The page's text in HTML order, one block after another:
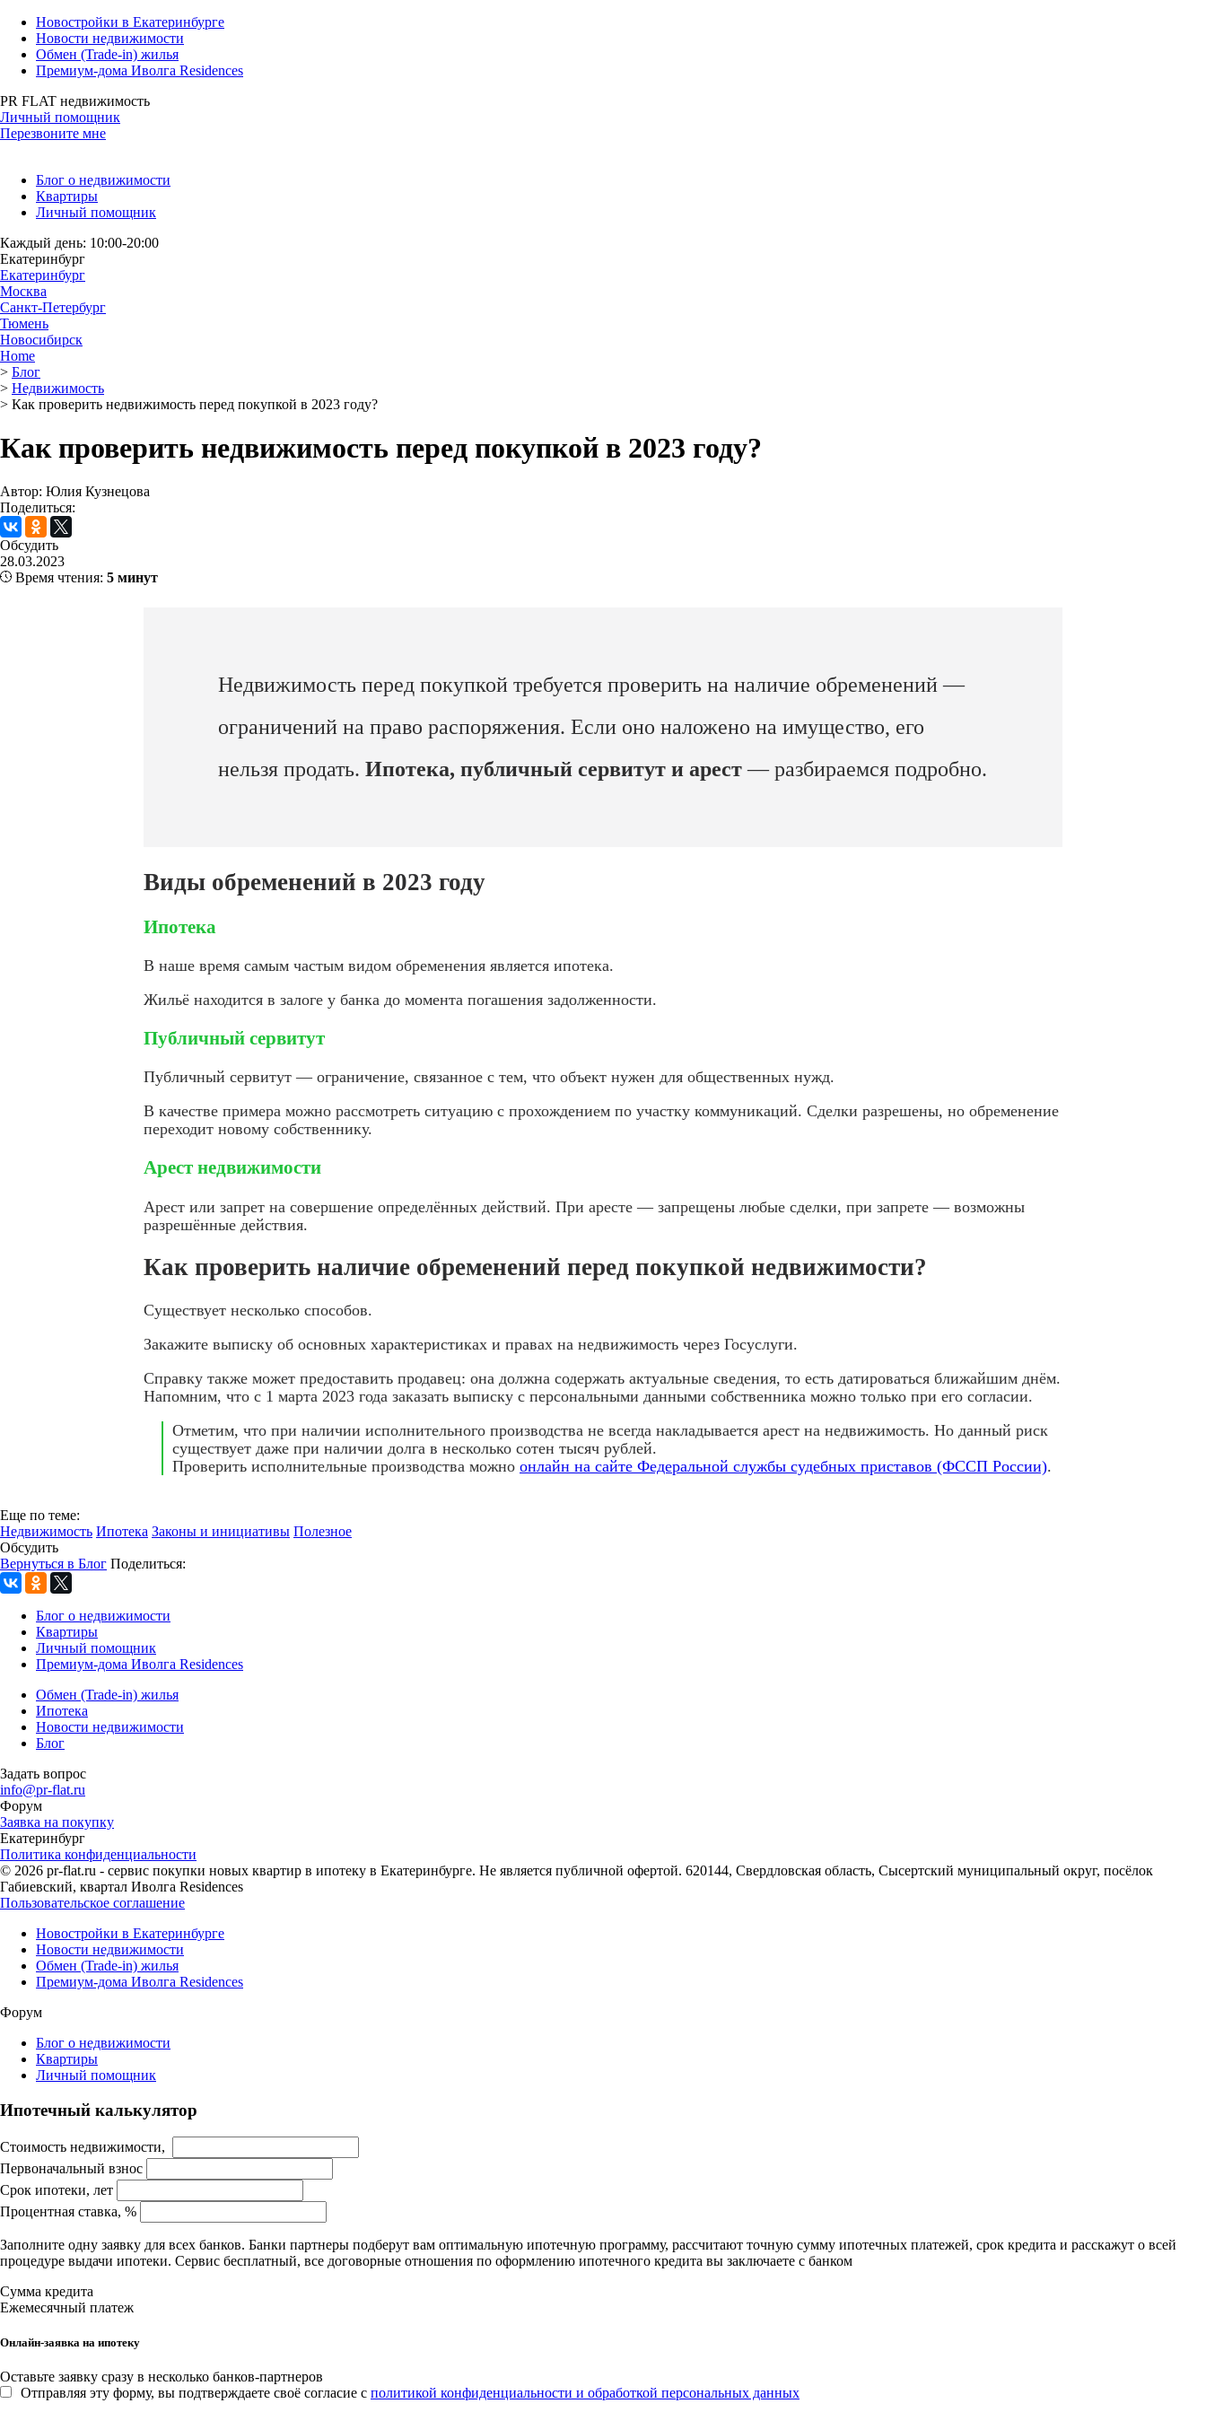
Новостройки в Екатеринбурге
Новости недвижимости
Обмен (Trade-in) жилья
Премиум-дома Иволга Residences
PR FLAT недвижимость
Личный помощник
Перезвоните мне
Блог о недвижимости
Квартиры
Личный помощник
Каждый день: 10:00-20:00
Екатеринбург
Екатеринбург
Москва
Санкт-Петербург
Тюмень
Новосибирск
Home
> Блог
> Недвижимость
> Как проверить недвижимость перед покупкой в 2023 году?
Как проверить недвижимость перед покупкой в 2023 году?
Автор: Юлия Кузнецова
Поделиться:
Обсудить
28.03.2023
Время чтения: 5 минут
Недвижимость перед покупкой требуется проверить на наличие обременений —
ограничений на право распоряжения. Если оно наложено на имущество, его
нельзя продать. Ипотека, публичный сервитут и арест— разбираемся подробно.
Виды обременений в 2023 году
Ипотека
В наше время самым частым видом обременения является ипотека.
Жильё находится в залоге у банка до момента погашения задолженности.
Публичный сервитут
Публичный сервитут — ограничение, связанное с тем, что объект нужен для общественных нужд.
В качестве примера можно рассмотреть ситуацию с прохождением по участку коммуникаций. Сделки разрешены, но обременение
переходит новому собственнику.
Арест недвижимости
Арест или запрет на совершение определённых действий. При аресте — запрещены любые сделки, при запрете — возможны
разрешённые действия.
Как проверить наличие обременений перед покупкой недвижимости?
Существует несколько способов.
Закажите выписку об основных характеристиках и правах на недвижимость через Госуслуги.
Справку также может предоставить продавец: она должна содержать актуальные сведения, то есть датироваться ближайшим днём.
Напомним, что с 1 марта 2023 года заказать выписку с персональными данными собственника можно только при его согласии.
Отметим, что при наличии исполнительного производства не всегда накладывается арест на недвижимость. Но данный риск
существует даже при наличии долга в несколько сотен тысяч рублей.
Проверить исполнительные производства можно онлайн на сайте Федеральной службы судебных приставов (ФССП России).
Еще по теме:
Недвижимость Ипотека Законы и инициативы Полезное
Обсудить
Вернуться в Блог Поделиться:
Блог о недвижимости
Квартиры
Личный помощник
Премиум-дома Иволга Residences
Обмен (Trade-in) жилья
Ипотека
Новости недвижимости
Блог
Задать вопрос
info@pr-flat.ru
Форум
Заявка на покупку
Екатеринбург
Политика конфиденциальности
© 2026 pr-flat.ru - сервис покупки новых квартир в ипотеку в Екатеринбурге. Не является публичной офертой. 620144, Свердловская область, Сысертский муниципальный округ, посёлок
Габиевский, квартал Иволга Residences
Пользовательское соглашение
Новостройки в Екатеринбурге
Новости недвижимости
Обмен (Trade-in) жилья
Премиум-дома Иволга Residences
Форум
Блог о недвижимости
Квартиры
Личный помощник
Ипотечный калькулятор
Стоимость недвижимости,
Первоначальный взнос
Срок ипотеки, лет
Процентная ставка, %
Заполните одну заявку для всех банков. Банки партнеры подберут вам оптимальную ипотечную программу, рассчитают точную сумму ипотечных платежей, срок кредита и расскажут о всей
процедуре выдачи ипотеки. Сервис бесплатный, все договорные отношения по оформлению ипотечного кредита вы заключаете с банком
Сумма кредита
Ежемесячный платеж
Онлайн-заявка на ипотеку
Оставьте заявку сразу в несколько банков-партнеров
Отправляя эту форму, вы подтверждаете своё согласие с политикой конфиденциальности и обработкой персональных данных